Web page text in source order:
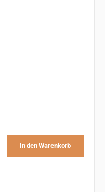
In den Warenkorb